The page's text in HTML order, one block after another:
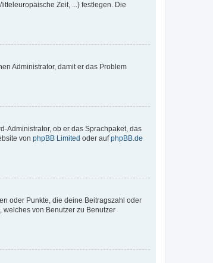
Zeit, ...) festlegen. Die
Administrator, damit er das Problem
Administrator, ob er das Sprachpaket, das
von phpBB Limited oder aufphpBB.de
oder Punkte, die deine Beitragszahl oder
welches von Benutzer zu Benutzer